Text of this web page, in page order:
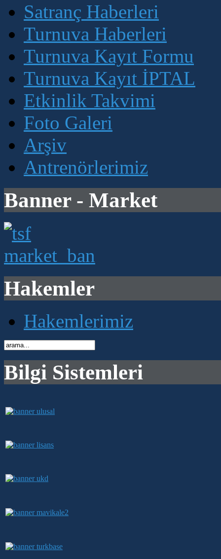
Satranç Haberleri
Turnuva Haberleri
Turnuva Kayıt Formu
Turnuva Kayıt İPTAL
Etkinlik Takvimi
Foto Galeri
Arşiv
Antrenörlerimiz
Banner - Market
Hakemler
Hakemlerimiz
Bilgi Sistemleri